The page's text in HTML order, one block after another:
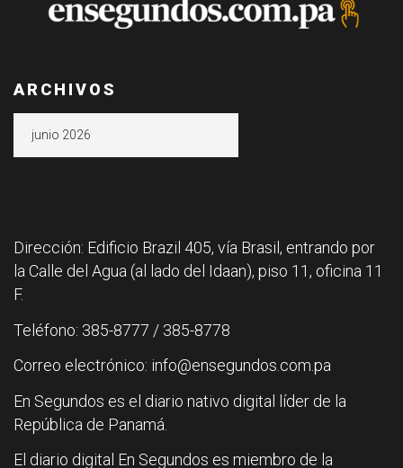
ARCHIVOS
Dirección: Edificio Brazil 405, vía Brasil, entrando por
la Calle del Agua (al lado del Idaan), piso 11, oficina 11
F.
Teléfono: 385-8777 / 385-8778
Correo electrónico: info@ensegundos.com.pa
En Segundos es el diario nativo digital líder de la
República de Panamá.
El diario digital En Segundos es miembro de la